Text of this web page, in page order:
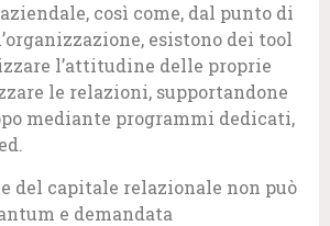
così come, dal punto di
esistono dei tool
l’attitudine delle proprie
le relazioni, supportandone
mediante programmi dedicati,
del capitale relazionale non può
e demandata